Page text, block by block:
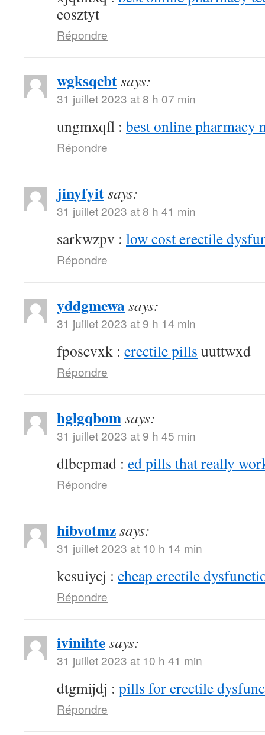
eosztyt
Répondre
wgksqcbtsays:
31 juillet 2023 at 8 h 07 min
ungmxqfl : best online pharmacy
Répondre
jinyfyitsays:
31 juillet 2023 at 8 h 41 min
sarkwzpv : low cost erectile
Répondre
yddgmewasays:
31 juillet 2023 at 9 h 14 min
fposcvxk : erectile pills uuttwxd
Répondre
hglgqbomsays:
31 juillet 2023 at 9 h 45 min
dlbcpmad : ed pills that really
Répondre
hibvotmzsays:
31 juillet 2023 at 10 h 14 min
kcsuiycj : cheap erectile
Répondre
ivinihtesays:
31 juillet 2023 at 10 h 41 min
dtgmijdj : pills for erectile
Répondre